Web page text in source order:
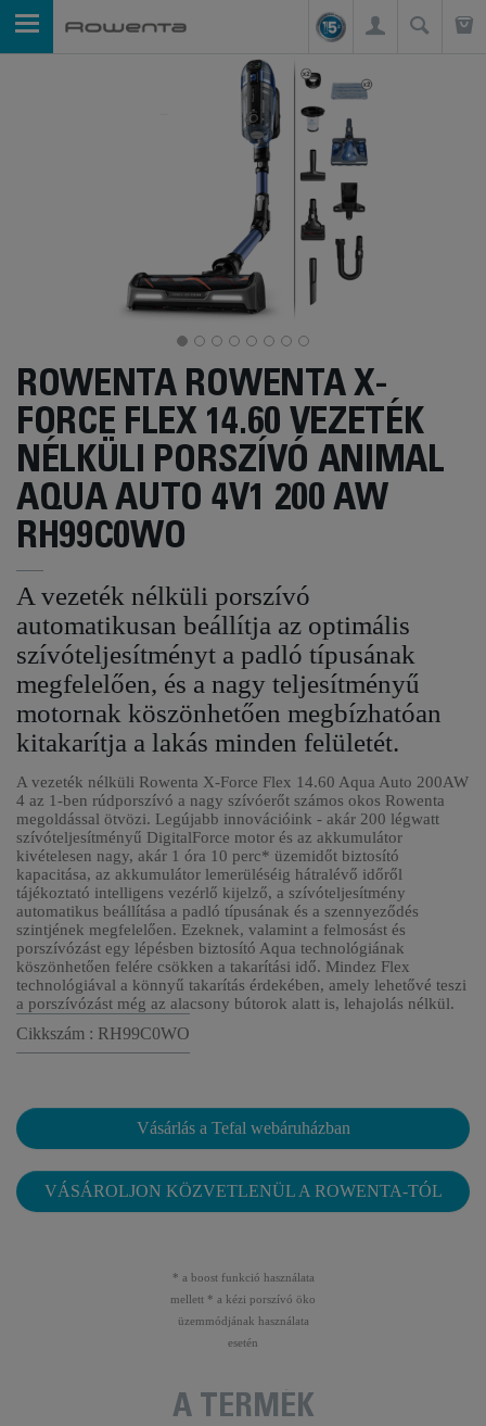
ROWENTA ROWENTA X-
FORCE FLEX 14.60 VEZETÉK
NÉLKÜLI PORSZÍVÓ ANIMAL
AQUA AUTO 4V1 200 AW
RH99C0WO
A vezeték nélküli porszívó
automatikusan beállítja az optimális
szívóteljesítményt a padló típusának
megfelelően, és a nagy teljesítményű
motornak köszönhetően megbízhatóan
kitakarítja a lakás minden felületét.
A vezeték nélküli Rowenta X-Force Flex 14.60 Aqua Auto 200AW
4 az 1-ben rúdporszívó a nagy szívóerőt számos okos Rowenta
megoldással ötvözi. Legújabb innovációink - akár 200 légwatt
szívóteljesítményű DigitalForce motor és az akkumulátor
kivételesen nagy, akár 1 óra 10 perc* üzemidőt biztosító
kapacitása, az akkumulátor lemerüléséig hátralévő időről
tájékoztató intelligens vezérlő kijelző, a szívóteljesítmény
automatikus beállítása a padló típusának és a szennyeződés
szintjének megfelelően. Ezeknek, valamint a felmosást és
porszívózást egy lépésben biztosító Aqua technológiának
köszönhetően felére csökken a takarítási idő. Mindez Flex
technológiával a könnyű takarítás érdekében, amely lehetővé teszi
a porszívózást még az alacsony bútorok alatt is, lehajolás nélkül.
Cikkszám : RH99C0WO
Vásárlás a Tefal webáruházban
VÁSÁROLJON KÖZVETLENÜL A ROWENTA-TÓL
* a boost funkció használata
mellett * a kézi porszívó öko
üzemmódjának használata
esetén
A TERMÉK